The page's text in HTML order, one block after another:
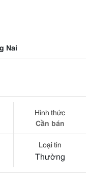
Nai
Hình thức
Cần bán
Loại tin
Thường